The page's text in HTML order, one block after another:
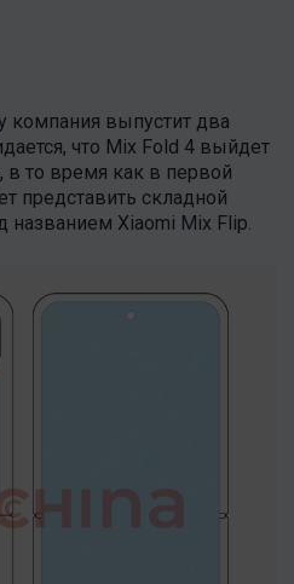
компания выпустит два
что Mix Fold 4 выйдет
в то время как в первой
представить складной
названием Xiaomi Mix Flip.